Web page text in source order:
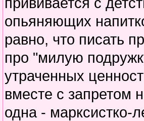
опьяняющих
равно, что писать
про "милую
утраченных
вместе с запретом
одна - марксистко-